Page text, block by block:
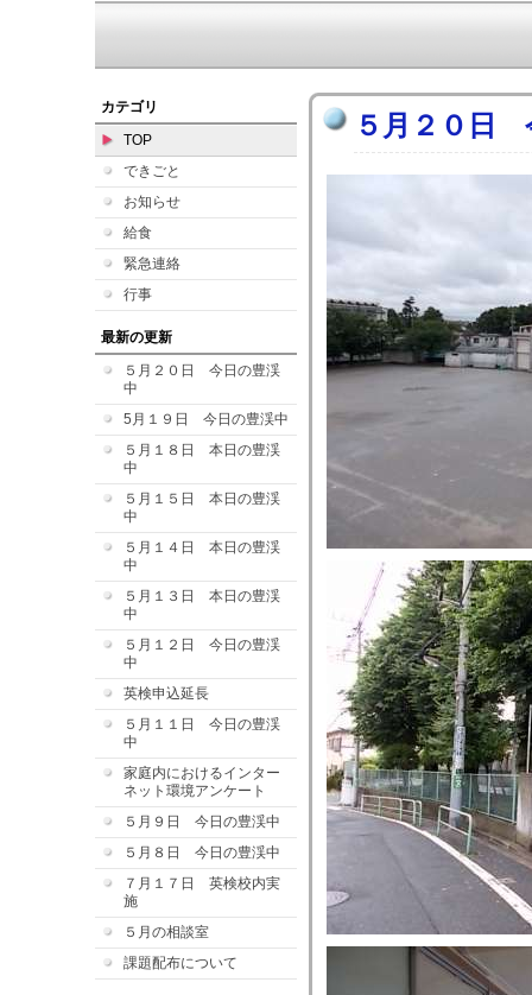
カテゴリ
TOP
できごと
お知らせ
給食
緊急連絡
行事
最新の更新
５月２０日 今日の豊渓
中
5月１９日 今日の豊渓中
５月１８日 本日の豊渓
中
５月１５日 本日の豊渓
中
５月１４日 本日の豊渓
中
５月１３日 本日の豊渓
中
５月１２日 今日の豊渓
中
英検申込延長
５月１１日 今日の豊渓
中
家庭内におけるインター
ネット環境アンケート
５月９日 今日の豊渓中
５月８日 今日の豊渓中
７月１７日 英検校内実
施
５月の相談室
課題配布について
５月２０日